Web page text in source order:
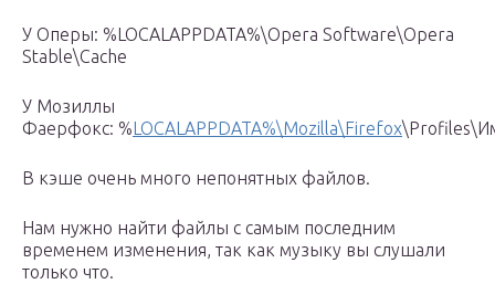
У Оперы: %LOCALAPPDATA%\Opera Software\Opera
Stable\Cache
У Мозиллы
Фаерфокс: %LOCALAPPDATA%\Mozilla\Firefox
В кэше очень много непонятных файлов.
Нам нужно найти файлы с самым последним
временем изменения, так как музыку вы слушали
только что.